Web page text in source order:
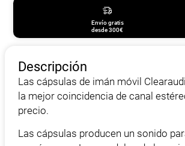
Envío gratis
desde 300€
Descripción
Las cápsulas de imán móvil
la mejor coincidencia de canal
precio.
Las cápsulas producen un sonido